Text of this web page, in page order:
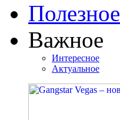
Полезное
Важное
Интересное
Актуальное